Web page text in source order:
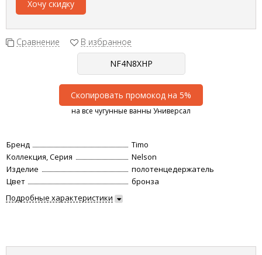
Хочу скидку
Сравнение В избранное
Скопировать промокод на 5%
на все чугунные ванны Универсал
Бренд
Timo
Коллекция, Серия
Nelson
Изделие
полотенцедержатель
Цвет
бронза
Подробные характеристики